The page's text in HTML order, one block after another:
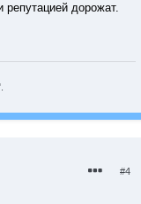
дорожат.
#4